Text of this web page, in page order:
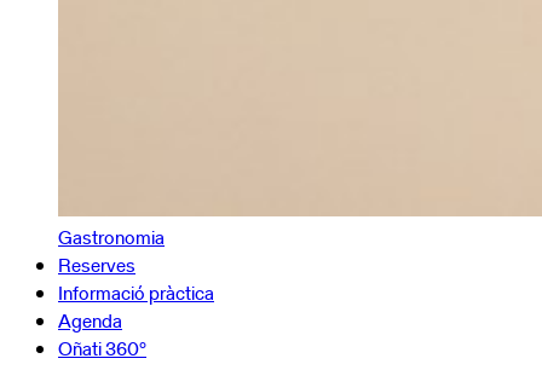
Gastronomia
Reserves
Informació pràctica
Agenda
Oñati 360º